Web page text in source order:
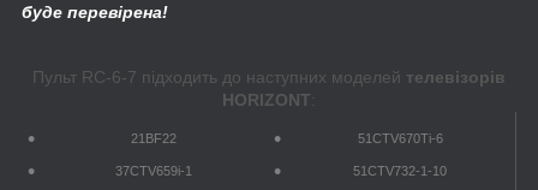
буде перевірена!
Пульт RC-6-7 підходить до наступних моделей телевізорів
HORIZONT
21BF22
37CTV659i-1
51CTV670Ti-6
51CTV732-1-10